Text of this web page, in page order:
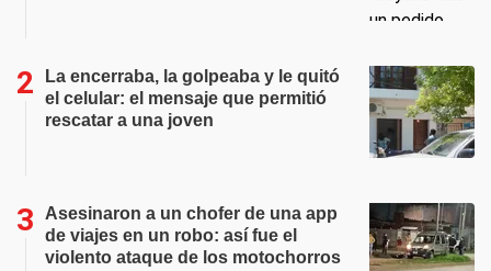
La encerraba, la golpeaba y le quitó
el celular: el mensaje que permitió
rescatar a una joven
Asesinaron a un chofer de una app
de viajes en un robo: así fue el
violento ataque de los motochorros